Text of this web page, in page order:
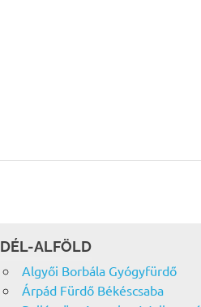
DÉL-ALFÖLD
Algyői Borbála Gyógyfürdő
Árpád Fürdő Békéscsaba